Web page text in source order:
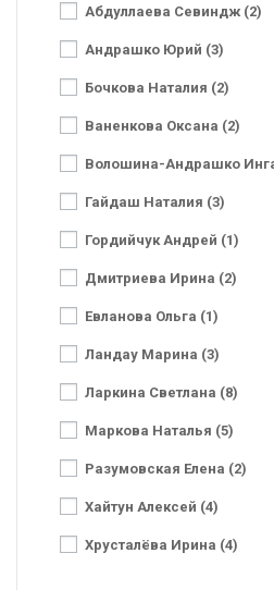
Абдуллаева Севиндж (2)
Андрашко Юрий (3)
Бочкова Наталия (2)
Ваненкова Оксана (2)
Волошина-Андрашко
Гайдаш Наталия (3)
Гордийчук Андрей (1)
Дмитриева Ирина (2)
Евланова Ольга (1)
Ландау Марина (3)
Ларкина Светлана (8)
Маркова Наталья (5)
Разумовская Елена (2)
Хайтун Алексей (4)
Хрусталёва Ирина (4)